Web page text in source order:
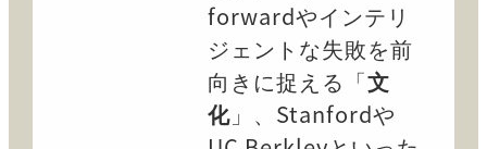
forwardやインテリ
ジェントな失敗を前
向きに捉える「文
化」、Stanfordや